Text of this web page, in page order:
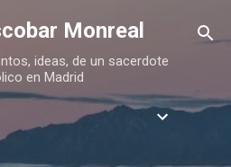
principal
Monreal
ideas, de un sacerdote
en Madrid